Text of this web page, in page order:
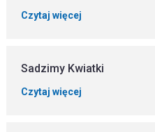
Czytaj więcej
Sadzimy Kwiatki
Czytaj więcej